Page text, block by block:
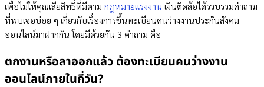
เพื่อไม่ให้คุณเสียสิทธิ์ที่มีตาม กฎหมายแรงงาน เงินติดล้อได้รวบรวมคำถาม
ที่พบเจอบ่อย ๆ เกี่ยวกับเรื่องการขึ้นทะเบียนคนว่างงานประกันสังคม
ออนไลน์มาฝากกัน โดยมีด้วยกัน 3 คำถาม คือ
ตกงานหรือลาออกแล้ว ต้องทะเบียนคนว่างงาน
ออนไลน์ภายในกี่วัน?